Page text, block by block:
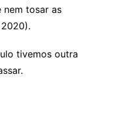
nem tosar as
tivemos outra